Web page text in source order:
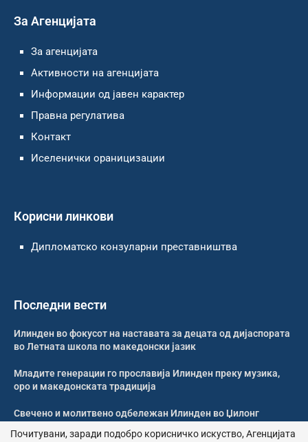
За Агенцијата
За агенцијата
Активности на агенцијата
Информации од јавен карактер
Правна регулатива
Контакт
Иселенички ораницизации
Корисни линкови
Дипломатско конзуларни преставништва
Последни вести
Илинден во фокусот на наставата за децата од дијаспората
во Летната школа по македонски јазик
Младите генерации го прославија Илинден преку музика,
оро и македонската традиција
Свечено и молитвено одбележан Илинден во Џилонг
Почитувани, заради подобро корисничко искуство, Агенцијата